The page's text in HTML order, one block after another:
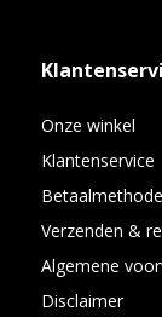
Onze winkel
Klantenservice
Verzenden &
Algemene
Disclaimer